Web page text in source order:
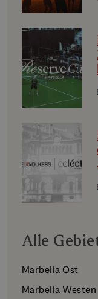
Alle
Marbella Ost
Marbella Westen